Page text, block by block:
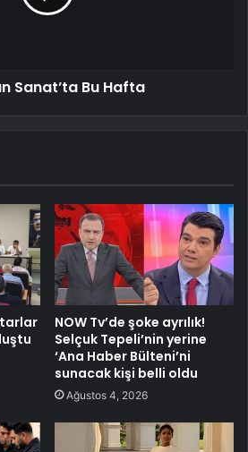
Sanat’ta Bu Hafta
NOW Tv’de şoke ayrılık!
Selçuk Tepeli’nin yerine
‘Ana Haber Bülteni’ni
sunacak kişi belli oldu
Ağustos 4, 2026